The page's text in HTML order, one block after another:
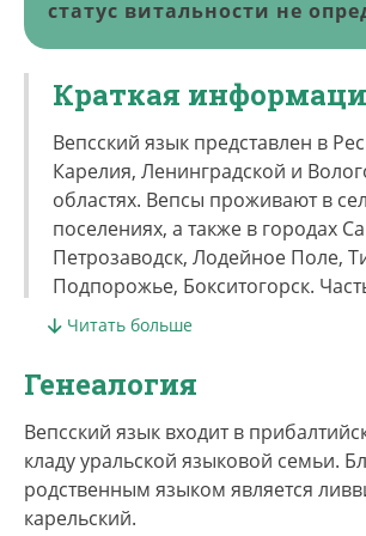
статус витальности не
Краткая
Вепсский язык представлен в
Карелия, Ленинградской и
областях. Вепсы проживают в
поселениях, а также в городах
Петрозаводск, Лодейное Поле,
Подпорожье, Бокситогорск.
(представители средневепсского и
коллективизации в 1927–1928 гг.
или были переселены в
Кемеровскую области (см.
Строгальщикова З. И.
колоний в Сибири // Вепсы в
Читать больше
Генеалогия
Вепсский язык входит в
кладу уральской языковой семьи.
родственным языком является
карельский.